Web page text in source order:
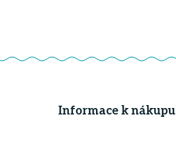
Informace k nákupu